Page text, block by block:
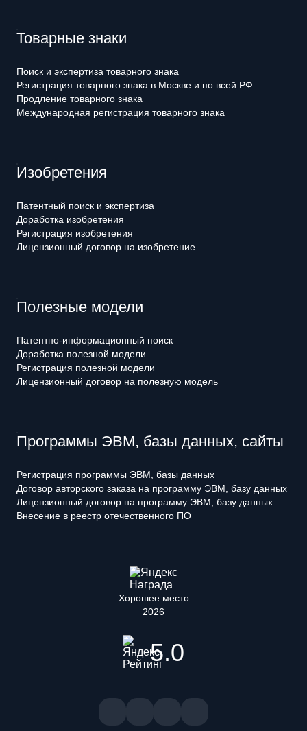
Товарные знаки
Поиск и экспертиза товарного знака
Регистрация товарного знака в Москве и по всей РФ
Продление товарного знака
Международная регистрация товарного знака
Изобретения
Патентный поиск и экспертиза
Доработка изобретения
Регистрация изобретения
Лицензионный договор на изобретение
Полезные модели
Патентно-информационный поиск
Доработка полезной модели
Регистрация полезной модели
Лицензионный договор на полезную модель
Программы ЭВМ, базы данных, сайты
Регистрация программы ЭВМ, базы данных
Договор авторского заказа на программу ЭВМ, базу данных
Лицензионный договор на программу ЭВМ, базу данных
Внесение в реестр отечественного ПО
Хорошее место
2026
5.0